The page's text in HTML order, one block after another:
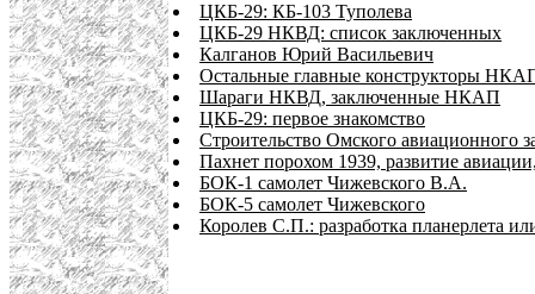
ЦКБ-29: КБ-103 Туполева
ЦКБ-29 НКВД: список заключенных
Калганов Юрий Васильевич
Остальные главные конструкторы
Шараги НКВД, заключенные НКАП
ЦКБ-29: первое знакомство
Строительство Омского авиационного
Пахнет порохом 1939, развитие
БОК-1 самолет Чижевского В.А.
БОК-5 самолет Чижевского
Королев С.П.: разработка планерлета